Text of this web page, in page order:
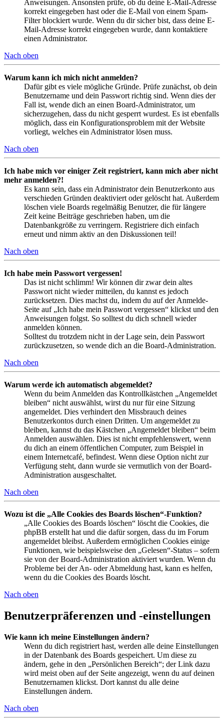
Anweisungen. Ansonsten prüfe, ob du deine E-Mail-Adresse
korrekt eingegeben hast oder die E-Mail von einem Spam-
Filter blockiert wurde. Wenn du dir sicher bist, dass deine E-
Mail-Adresse korrekt eingegeben wurde, dann kontaktiere
einen Administrator.
Nach oben
Warum kann ich mich nicht anmelden?
Dafür gibt es viele mögliche Gründe. Prüfe zunächst, ob dein
Benutzername und dein Passwort richtig sind. Wenn dies der
Fall ist, wende dich an einen Board-Administrator, um
sicherzugehen, dass du nicht gesperrt wurdest. Es ist ebenfalls
möglich, dass ein Konfigurationsproblem mit der Website
vorliegt, welches ein Administrator lösen muss.
Nach oben
Ich habe mich vor einiger Zeit registriert, kann mich aber nicht
mehr anmelden?!
Es kann sein, dass ein Administrator dein Benutzerkonto aus
verschieden Gründen deaktiviert oder gelöscht hat. Außerdem
löschen viele Boards regelmäßig Benutzer, die für längere
Zeit keine Beiträge geschrieben haben, um die
Datenbankgröße zu verringern. Registriere dich einfach
erneut und nimm aktiv an den Diskussionen teil!
Nach oben
Ich habe mein Passwort vergessen!
Das ist nicht schlimm! Wir können dir zwar dein altes
Passwort nicht wieder mitteilen, du kannst es jedoch
zurücksetzen. Dies machst du, indem du auf der Anmelde-
Seite auf „Ich habe mein Passwort vergessen“ klickst und den
Anweisungen folgst. So solltest du dich schnell wieder
anmelden können.
Solltest du trotzdem nicht in der Lage sein, dein Passwort
zurückzusetzen, so wende dich an die Board-Administration.
Nach oben
Warum werde ich automatisch abgemeldet?
Wenn du beim Anmelden das Kontrollkästchen „Angemeldet
bleiben“ nicht auswählst, wirst du nur für eine Sitzung
angemeldet. Dies verhindert den Missbrauch deines
Benutzerkontos durch einen Dritten. Um angemeldet zu
bleiben, kannst du das Kästchen „Angemeldet bleiben“ beim
Anmelden auswählen. Dies ist nicht empfehlenswert, wenn
du dich an einem öffentlichen Computer, zum Beispiel in
einem Internetcafé, befindest. Wenn diese Option nicht zur
Verfügung steht, dann wurde sie vermutlich von der Board-
Administration ausgeschaltet.
Nach oben
Wozu ist die „Alle Cookies des Boards löschen“-Funktion?
„Alle Cookies des Boards löschen“ löscht die Cookies, die
phpBB erstellt hat und die dafür sorgen, dass du im Forum
angemeldet bleibst. Außerdem ermöglichen Cookies einige
Funktionen, wie beispielsweise den „Gelesen“-Status – sofern
sie von der Board-Administration aktiviert wurden. Wenn du
Probleme bei der An- oder Abmeldung hast, kann es helfen,
wenn du die Cookies des Boards löscht.
Nach oben
Benutzerpräferenzen und -einstellungen
Wie kann ich meine Einstellungen ändern?
Wenn du dich registriert hast, werden alle deine Einstellungen
in der Datenbank des Boards gespeichert. Um diese zu
ändern, gehe in den „Persönlichen Bereich“; der Link dazu
wird meist oben auf der Seite angezeigt, wenn du auf deinen
Benutzernamen klickst. Dort kannst du alle deine
Einstellungen ändern.
Nach oben